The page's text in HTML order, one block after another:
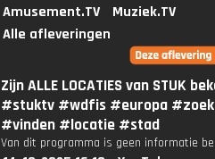
Amusement.TV
Muziek.TV
Alle afleveringen
Zijn ALLE LOCATIES van STUK
#stuktv #wdfis #europa
#vinden #locatie #stad
Van dit programma is geen informatie